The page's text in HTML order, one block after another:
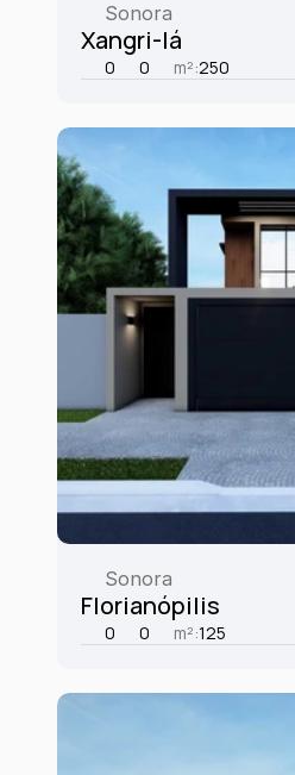
Sonora
Xangri-lá
0 0 m²:250
Sonora
Florianópilis
0 0 m²:125